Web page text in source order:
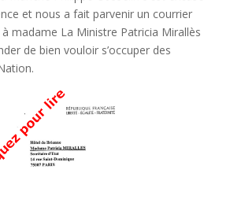
et nous a fait parvenir un courrier
à madame La Ministre Patricia Mirallès
de bien vouloir s’occuper des